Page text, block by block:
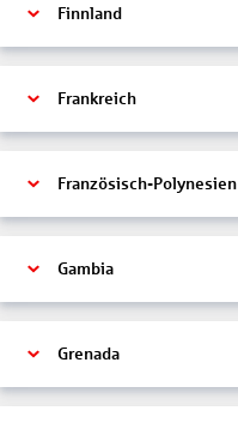
Finnland
Frankreich
Französisch-Polynesien
Gambia
Grenada